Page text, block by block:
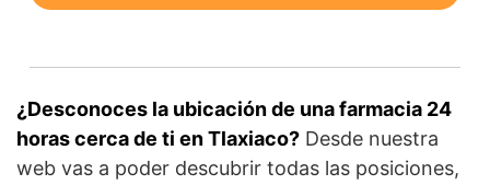
¿Desconoces la ubicación de una farmacia 24
horas cerca de ti en Tlaxiaco? Desde nuestra
web vas a poder descubrir todas las posiciones,